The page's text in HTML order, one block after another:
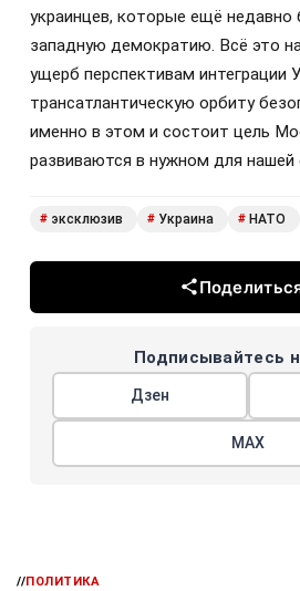
украинцев, которые ещё недавно
западную демократию. Всё это
ущерб перспективам интеграции
трансатлантическую орбиту
именно в этом и состоит цель
развиваются в нужном для нашей
# эксклюзив # Украина # НАТО
Подписывайтесь
Дзен
МАХ
//ПОЛИТИКА